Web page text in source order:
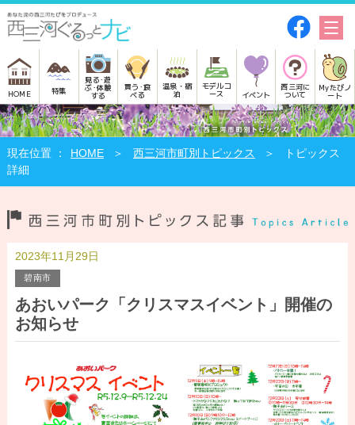
HOME 特集
見る･遊
ぶ･体験
する
買う･食
べる
温泉・宿
泊
モデルコ
ース イベント
西三河に
ついて
Myたびノ
ート
HOME 西三河市町別トピックス
トピックス
詳細
2023年11月29日
碧南市
あおいパーク「クリスマスイベント」開催の
お知らせ